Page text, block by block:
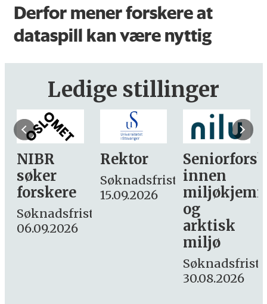
Derfor mener forskere at
dataspill kan være nyttig
Ledige stillinger
NIBR
søker
forskere
Søknadsfrist:
06.09.2026
Rektor
Søknadsfrist:
15.09.2026
innen
miljøkjemi
og
arktisk
miljø
Søknadsfrist:
30.08.2026